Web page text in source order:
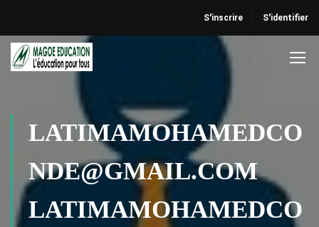
S'inscrire S'identifier
LATIMAMOHAMEDCO
NDE@GMAIL.COM
LATIMAMOHAMEDCO